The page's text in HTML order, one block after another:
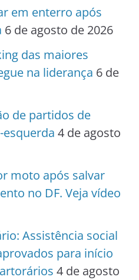
em enterro após
6 de agosto de 2026
das maiores
na liderança 6 de
de partidos de
4 de agosto
moto após salvar
no DF. Veja vídeo
Assistência social
para início
4 de agosto